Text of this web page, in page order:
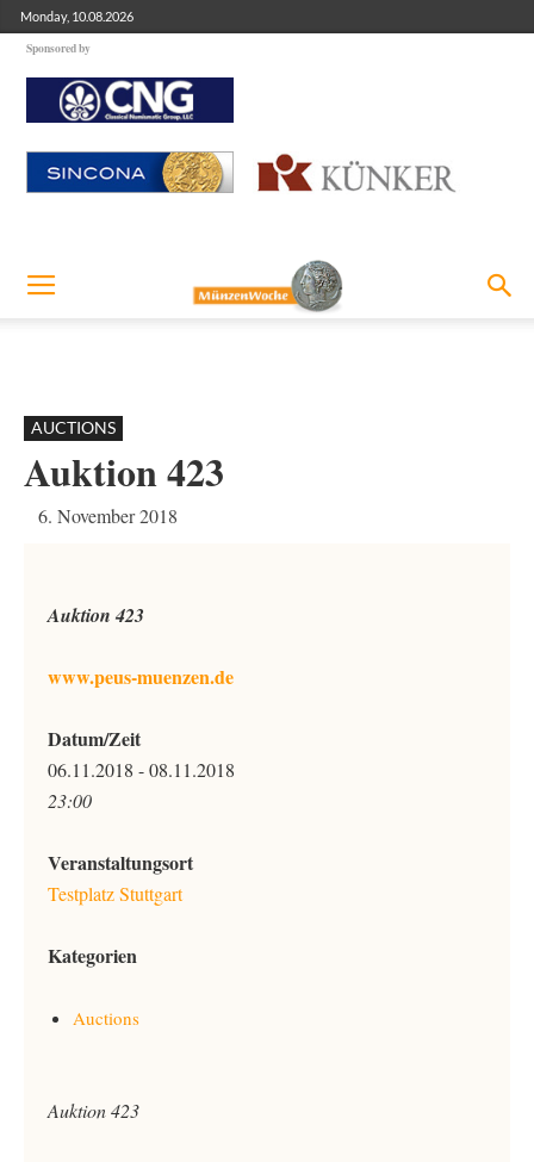
Monday, 10.08.2026
Sponsored by
AUCTIONS
Auktion 423
6. November 2018
Auktion 423
www.peus-muenzen.de
Datum/Zeit
06.11.2018 - 08.11.2018
23:00
Veranstaltungsort
Testplatz Stuttgart
Kategorien
Auctions
Auktion 423